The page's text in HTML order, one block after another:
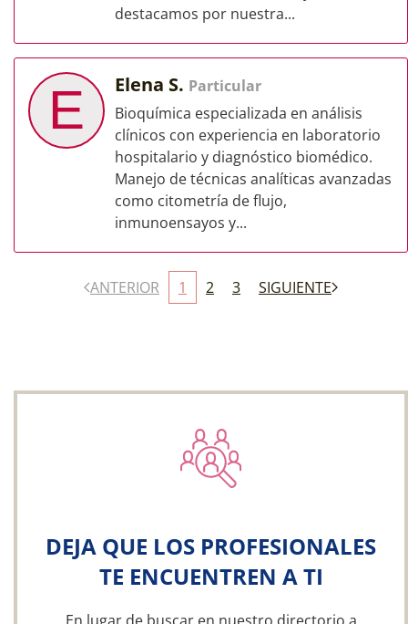
destacamos por nuestra...
E Elena S. Particular
Bioquímica especializada en análisis
clínicos con experiencia en laboratorio
hospitalario y diagnóstico biomédico.
Manejo de técnicas analíticas avanzadas
como citometría de flujo,
inmunoensayos y...
ANTERIOR 1 2 3 SIGUIENTE
DEJA QUE LOS PROFESIONALES
TE ENCUENTREN A TI